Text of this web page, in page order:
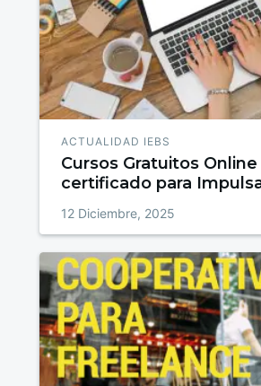
ACTUALIDAD IEBS
Cursos Gratuitos
certificado para
12 Diciembre, 2025